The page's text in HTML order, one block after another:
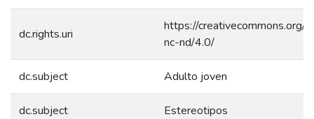
dc.rights.uri
https://creativecommons.org/
nc-nd/4.0/
dc.subject Adulto joven
dc.subject Estereotipos